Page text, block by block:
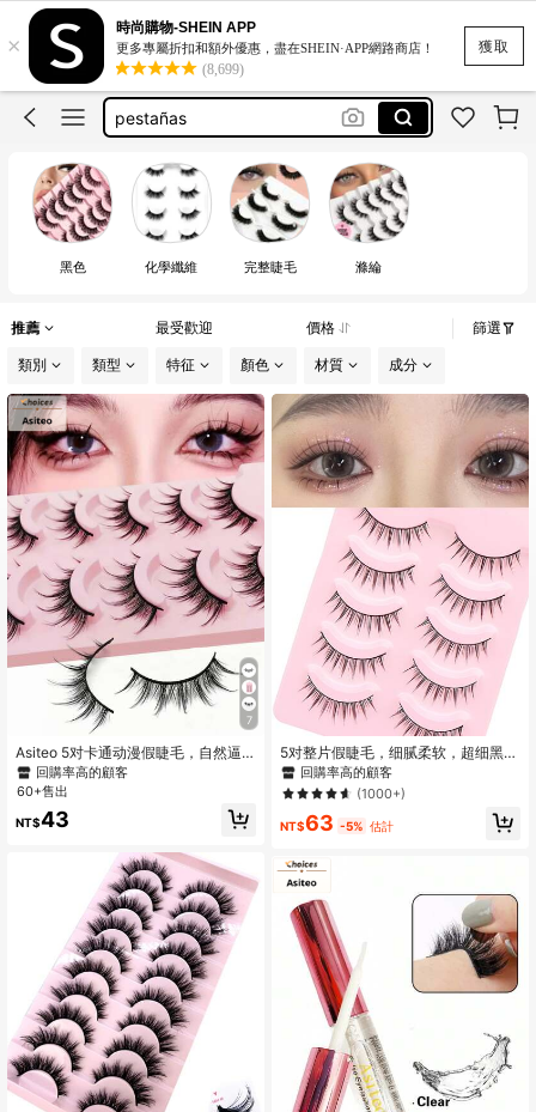
獲取
×
時尚購物-SHEIN APP
更多專屬折扣和額外優惠，盡在SHEIN·APP網路商店！
(8,699)
속눈썹
ขนตามีกาวในตัว
lashes
pestañas
속눈썹
黑色 化學纖維 完整睫毛 滌綸
推薦 最受歡迎 價格 篩選
類別 類型 特征 顏色 材質 成分
7
Asiteo 5对卡通动漫假睫毛，自然逼
真，仿貂毛，轻盈蓬松，3D浓密，韩
式/日式/亚洲风格，角色扮演睫毛
回購率高的顧客
60+售出
NT$43
5对整片假睫毛，细腻柔软，超细黑色
茎，不刺激，懒散人士必备，自然卷
翘浓密，交叉燕尾造型，迷人欧美风
情，一根根睫毛根根分明，放大双
眼，便携应用条状睫毛，睫毛，睫
毛，假睫毛
回購率高的顧客
(1000+)
NT$63 -5% 估計